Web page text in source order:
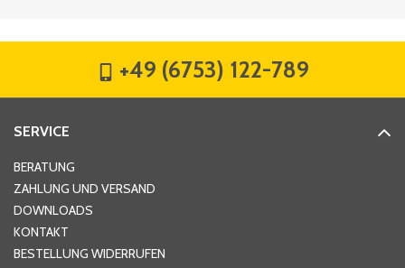
Hausnummer
+49 (6753) 122-789
SERVICE
BERATUNG
ZAHLUNG UND VERSAND
DOWNLOADS
KONTAKT
BESTELLUNG WIDERRUFEN